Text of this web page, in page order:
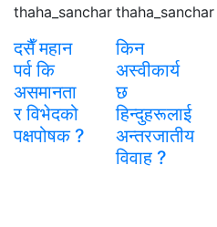
thaha_sanchar
दसैँ महान
पर्व कि
असमानता
र विभेदको
पक्षपोषक ?
thaha_sanchar
किन
अस्वीकार्य
छ
हिन्दुहरूलाई
अन्तरजातीय
विवाह ?